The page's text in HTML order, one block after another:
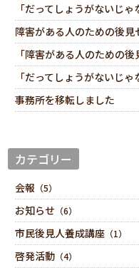
「だってしょうがないじ
障害がある人のための後
「障害がある人のための
「だってしょうがないじ
事務所を移転しました
カテゴリー
会報 （5）
お知らせ （6）
市民後見人養成講座 （1）
啓発活動 （4）